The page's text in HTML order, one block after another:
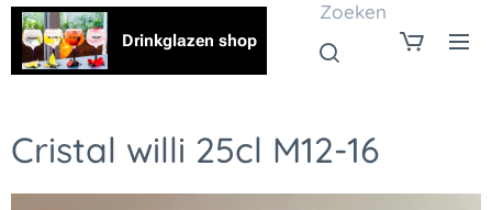
Drinkglazen shop
Zoeken
Cristal willi 25cl M12-16